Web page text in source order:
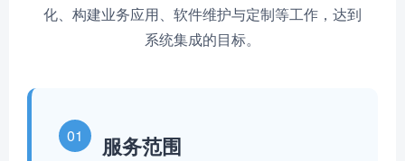
化、构建业务应用、软件维护与定制等工作，达到
系统集成的目标。
01 服务范围